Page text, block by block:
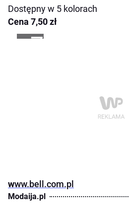
Dostępny w 5 kolorach
Cena 7,50 zł
+7
www.bell.com.pl
Modaija.pl